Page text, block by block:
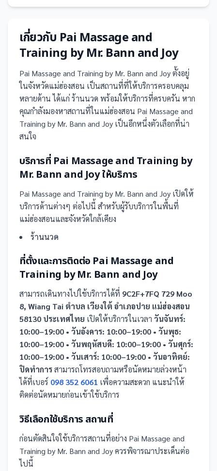
เกี่ยวกับ Pai Massage and
Training by Mr. Bann and Joy
Pai Massage and Training by Mr. Bann and Joyตั้งอยู่
ในจังหวัดแม่ฮ่องสอน เป็นสถานที่ที่ให้บริการครอบคลุม
หลายด้าน ได้แก่ ร้านนวด พร้อมให้บริการที่ครบครัน หาก
คุณกำลังมองหาสถานที่ในแม่ฮ่องสอน Pai Massage and
Training by Mr. Bann and Joy เป็นอีกหนึ่งตัวเลือกที่น่า
สนใจ
บริการที่ Pai Massage and Training by
Mr. Bann and Joyให้บริการ
Pai Massage and Training by Mr. Bann and Joy เปิดให้
บริการด้านต่างๆ ต่อไปนี้ สำหรับผู้รับบริการในพื้นที่
แม่ฮ่องสอนและจังหวัดใกล้เคียง
ร้านนวด
ที่ตั้งและการติดต่อ Pai Massage and
Training by Mr. Bann and Joy
สามารถเดินทางไปใช้บริการได้ที่ 9C2F+7FQ 729 Moo
8, Wiang Tai ตำบล เวียงใต้ อำเภอปาย แม่ฮ่องสอน
58130 ประเทศไทย เปิดให้บริการในเวลา วันจันทร์:
10:00–19:00 • วันอังคาร: 10:00–19:00 • วันพุธ:
10:00–19:00 • วันพฤหัสบดี: 10:00–19:00 • วันศุกร์:
10:00–19:00 • วันเสาร์: 10:00–19:00 • วันอาทิตย์:
ปิดทำการสามารถโทรสอบถามหรือนัดหมายล่วงหน้า
ได้ที่เบอร์ 098 352 6061 เพื่อความสะดวก แนะนำให้
ติดต่อนัดหมายก่อนเข้าใช้บริการ
วิธีเลือกใช้บริการ สถานที่
ก่อนตัดสินใจใช้บริการสถานที่อย่าง Pai Massage and
Training by Mr. Bann and Joyควรพิจารณาประเด็นต่อ
ไปนี้